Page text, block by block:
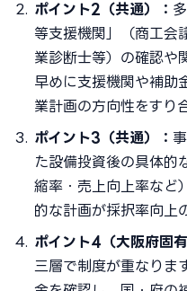
ポイント2（共通）：
等支援機関」（商工会
業診断士等）の確認や
早めに支援機関や補助
業計画の方向性をすり
ポイント3（共通）：
た設備投資後の具体的
縮率・売上向上率など
的な計画が採択率向上
ポイント4（大阪府固有
三層で制度が重なりま